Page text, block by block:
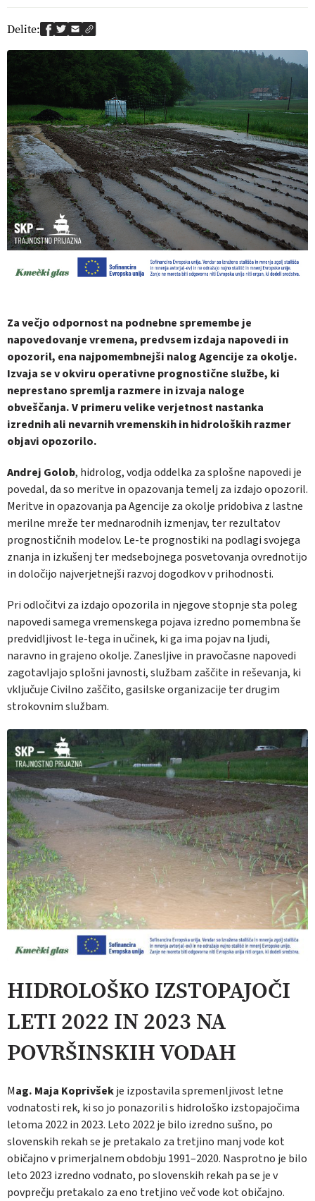
Delite:
Za večjo odpornost na podnebne spremembe je
napovedovanje vremena, predvsem izdaja napovedi in
opozoril, ena najpomembnejši nalog Agencije za okolje.
Izvaja se v okviru operativne prognostične službe, ki
neprestano spremlja razmere in izvaja naloge
obveščanja. V primeru velike verjetnost nastanka
izrednih ali nevarnih vremenskih in hidroloških razmer
objavi opozorilo.
Andrej Golob, hidrolog, vodja oddelka za splošne napovedi je
povedal, da so meritve in opazovanja temelj za izdajo opozoril.
Meritve in opazovanja pa Agencije za okolje pridobiva z lastne
merilne mreže ter mednarodnih izmenjav, ter rezultatov
prognostičnih modelov. Le-te prognostiki na podlagi svojega
znanja in izkušenj ter medsebojnega posvetovanja ovrednotijo
in določijo najverjetnejši razvoj dogodkov v prihodnosti.
Pri odločitvi za izdajo opozorila in njegove stopnje sta poleg
napovedi samega vremenskega pojava izredno pomembna še
predvidljivost le-tega in učinek, ki ga ima pojav na ljudi,
naravno in grajeno okolje. Zanesljive in pravočasne napovedi
zagotavljajo splošni javnosti, službam zaščite in reševanja, ki
vključuje Civilno zaščito, gasilske organizacije ter drugim
strokovnim službam.
HIDROLOŠKO IZSTOPAJOČI
LETI 2022 IN 2023 NA
POVRŠINSKIH VODAH
Mag. Maja Koprivšekje izpostavila spremenljivost letne
vodnatosti rek, ki so jo ponazorili s hidrološko izstopajočima
letoma 2022 in 2023. Leto 2022 je bilo izredno sušno, po
slovenskih rekah se je pretakalo za tretjino manj vode kot
običajno v primerjalnem obdobju 1991–2020. Nasprotno je bilo
leto 2023 izredno vodnato, po slovenskih rekah pa se je v
povprečju pretakalo za eno tretjino več vode kot običajno.